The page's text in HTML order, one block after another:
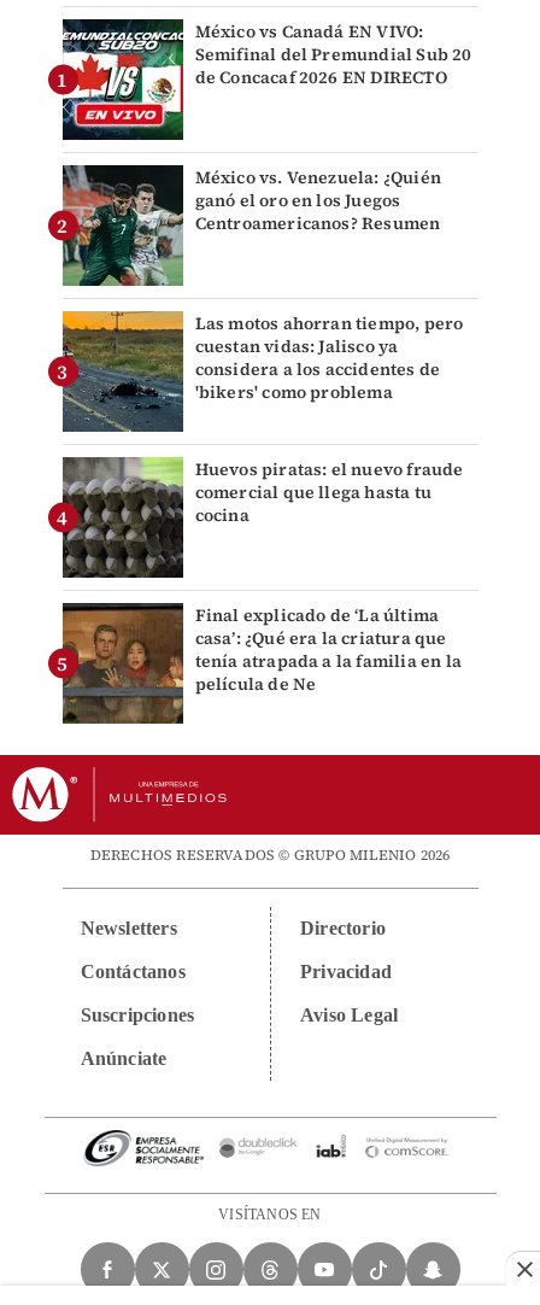
México vs Canadá EN VIVO:
Semifinal del Premundial Sub 20
de Concacaf 2026 EN DIRECTO
México vs. Venezuela: ¿Quién
ganó el oro en los Juegos
Centroamericanos? Resumen
Las motos ahorran tiempo, pero
cuestan vidas: Jalisco ya
considera a los accidentes de
'bikers' como problema
Huevos piratas: el nuevo fraude
comercial que llega hasta tu
cocina
Final explicado de ‘La última
casa’: ¿Qué era la criatura que
tenía atrapada a la familia en la
película de Ne
DERECHOS RESERVADOS © GRUPO MILENIO 2026
Newsletters
Contáctanos
Suscripciones
Anúnciate
Directorio
Privacidad
Aviso Legal
VISÍTANOS EN